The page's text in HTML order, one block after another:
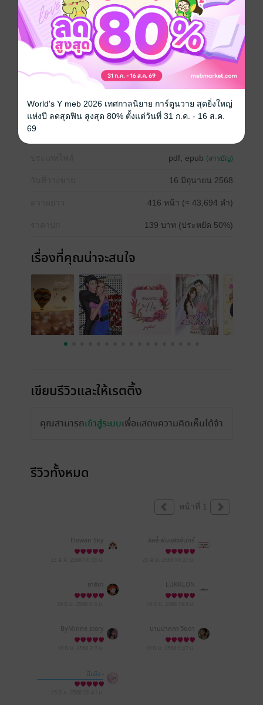
"คิดว่าฉันอยากได้นายเป็นผัวมากนักเหรอ ปากหมาแบบนี้
สงสัยอยากมีชื่อกับรูป ติดอยู่บนกำแพงวัด" ถ้าไม่มีพ่อแม่อยู่
ตรงนี้นะ เธอกระโดดถีบยอดหน้าไอ้สูงนี่ไปแล้ว
ตอนนี้บอกเลยว่า เขาเป็นผู้ชายที่เธอไม่ชอบเป็นอันดับสอง
ตอนแรกก็ไม่ได้คิดหรอก แต่ที่คิด ก็เพราะว่าหมาในปากนี่
>>>>> ทดลองอ่านก่อนซื้อนะคะ <<<<<
รักวัยรุ่น ดรามา ครอบครัว
pdf, epub (สารบัญ)
16 มิถุนายน 2568
416 หน้า (≈ 43,694 คำ)
139 บาท (ประหยัด 50%)
เรื่องที่คุณน่าจะสนใจ
เขียนรีวิวและให้เรตติ้ง
คุณสามารถเข้าสู่ระบบเพื่อแสดงความคิดเห็นได้จ้า
รีวิวทั้งหมด
หน้าที่ 1
Elowan Sky ลิลลี่-พันแสงจันทร์
อาอิชา LUKKLON
ByMinne story นามปากกา วิยดา
มีแล้ว -
Pink rose | ธัญญามา
World's Y meb 2026 เทศกาลนิยาย การ์ตูนวาย สุดยิ่งใหญ่
แห่งปี ลดสุดฟิน สูงสุด 80% ตั้งแต่วันที่ 31 ก.ค. - 16 ส.ค.
69